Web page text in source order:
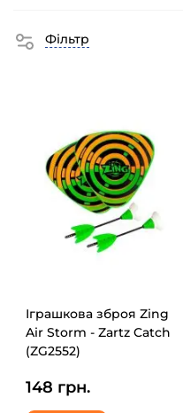
Фільтр
Іграшкова зброя Zing
Air Storm - Zartz Catch
(ZG2552)
148 грн.